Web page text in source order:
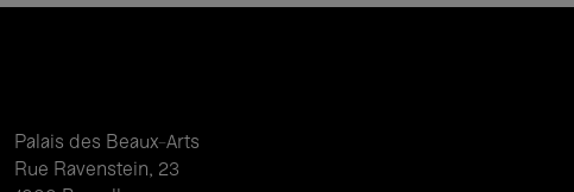
Palais des Beaux-Arts
Rue Ravenstein, 23